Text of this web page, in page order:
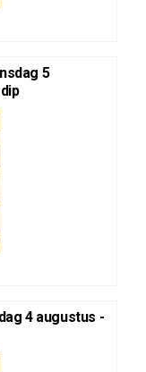
5
4 augustus -